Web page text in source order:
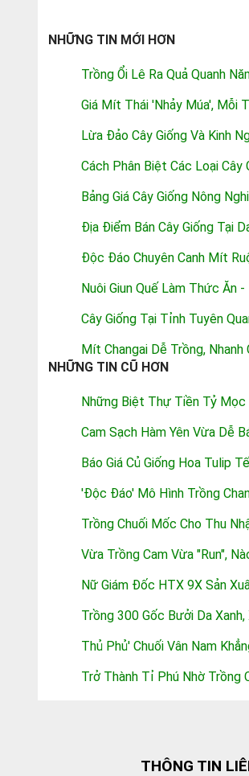
NHỮNG TIN MỚI HƠN
Trồng Ổi Lê Ra Quả Quanh
Giá Mít Thái 'nhảy Múa', Mỗi
Lừa Đảo Cây Giống Và Kinh
Cách Phân Biệt Các Loại
Bảng Giá Cây Giống Nông
Địa Điểm Bán Cây Giống Tại
Độc Đáo Chuyên Canh Mít
Nuôi Giun Quế Làm Thức Ăn
Cây Giống Tại Tỉnh Tuyên
Mít Changai Dễ Trồng,
NHỮNG TIN CŨ HƠN
Những Biệt Thự Tiền Tỷ Mọc
Cam Sạch Hàm Yên Vừa Dễ
Báo Giá Củ Giống Hoa Tulip
'Độc Đáo' Mô Hình Trồng
Trồng Chuối Mốc Cho Thu
Vừa Trồng Cam Vừa "run",
Nữ Giám Đốc HTX 9X Sản
Trồng 300 Gốc Bưởi Da
Thủ Phủ' Chuối Vân Nam
Trở Thành Tỉ Phú Nhờ Trồng
THÔNG TIN